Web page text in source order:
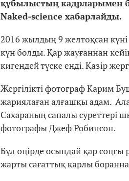
құбылыстың кадрларымен
Naked-science хабарлайды.
2016 жылдың 9 желтоқсан
күн болды. Қар жауғаннан
кигендей түске енді. Қазір
Жергілікті фотограф Карим
жариялаған алғашқы адам.
Сахараның сапалы суреттері
фотографы Джеф Робинсон.
Бұл өңірде осындай қар
жарты сағаттық қарлы